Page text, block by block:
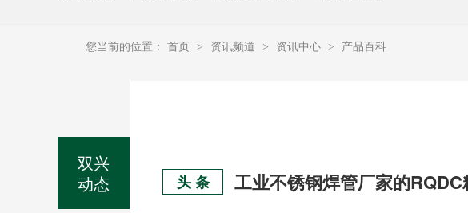
您当前的位置： 首页 > 资讯频道 > 资讯中心 > 产品百科
头 条
双兴
动态